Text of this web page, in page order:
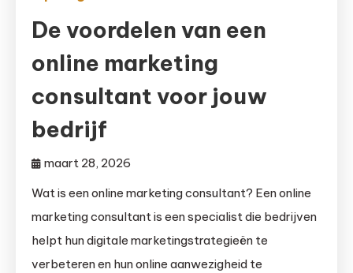
De voordelen van een
online marketing
consultant voor jouw
bedrijf
maart 28, 2026
Wat is een online marketing consultant? Een online
marketing consultant is een specialist die bedrijven
helpt hun digitale marketingstrategieën te
verbeteren en hun online aanwezigheid te